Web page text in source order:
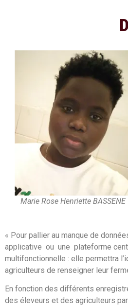
Marie Rose Henriette BASSENE
« Pour pallier au manque de
applicative ou une plateforme
multifonctionnelle : elle permettra
agriculteurs de renseigner leur
En fonction des différents
des éleveurs et des agriculteurs